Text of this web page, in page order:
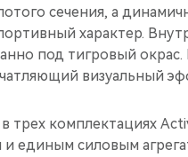
сечения, а
характер.
под тигровый
визуальный
трех комплектациях
единым силовым